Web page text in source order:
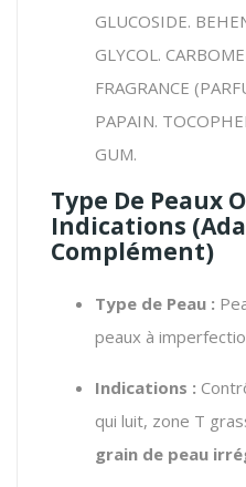
GLUCOSIDE.
GLYCOL.
FRAGRANCE
PAPAIN.
GUM.
Type De Peaux
Indications
Complément)
Type de Peau :
peaux à
Indications :
qui luit, zone T
grain de peau